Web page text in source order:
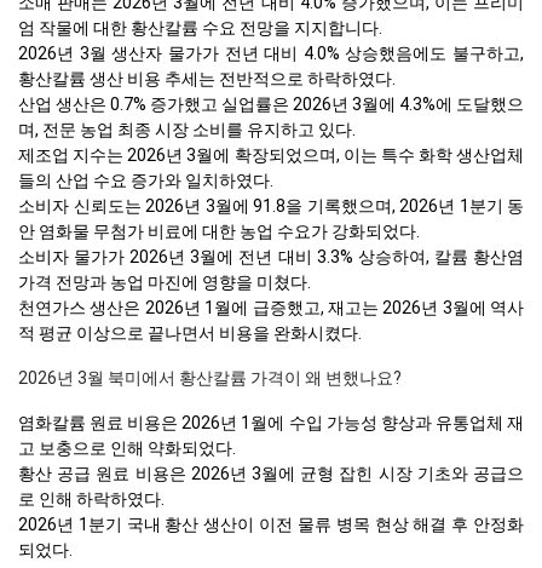
엄 작물에 대한 황산칼륨 수요 전망을 지지합니다.
2026년 3월 생산자 물가가 전년 대비 4.0% 상승했음에도 불구하고,
황산칼륨 생산 비용 추세는 전반적으로 하락하였다.
산업 생산은 0.7% 증가했고 실업률은 2026년 3월에 4.3%에 도달했으
며, 전문 농업 최종 시장 소비를 유지하고 있다.
제조업 지수는 2026년 3월에 확장되었으며, 이는 특수 화학 생산업체
들의 산업 수요 증가와 일치하였다.
소비자 신뢰도는 2026년 3월에 91.8을 기록했으며, 2026년 1분기 동
안 염화물 무첨가 비료에 대한 농업 수요가 강화되었다.
소비자 물가가 2026년 3월에 전년 대비 3.3% 상승하여, 칼륨 황산염
가격 전망과 농업 마진에 영향을 미쳤다.
천연가스 생산은 2026년 1월에 급증했고, 재고는 2026년 3월에 역사
적 평균 이상으로 끝나면서 비용을 완화시켰다.
2026년 3월 북미에서 황산칼륨 가격이 왜 변했나요?
염화칼륨 원료 비용은 2026년 1월에 수입 가능성 향상과 유통업체 재
고 보충으로 인해 약화되었다.
황산 공급 원료 비용은 2026년 3월에 균형 잡힌 시장 기초와 공급으
로 인해 하락하였다.
2026년 1분기 국내 황산 생산이 이전 물류 병목 현상 해결 후 안정화
되었다.